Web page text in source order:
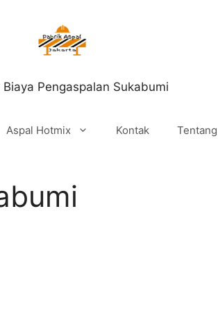
Biaya Pengaspalan Sukabumi
Aspal Hotmix Kontak